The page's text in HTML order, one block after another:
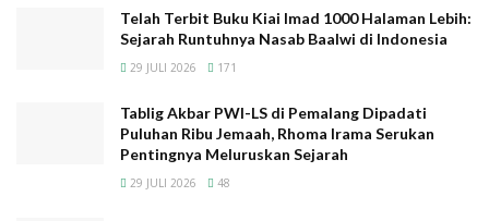
dalam kitab Syamsudzahirah, diantaranya adalah: Abu
Bakar bin Umar bin Yahya yang wafat tahun 1909 di
Surabaya, Ali bin Abu Bakar bin Umar bin Yahya Solo,
Telah Terbit Buku Kiai Imad 1000 Halaman Lebih:
Sejarah Runtuhnya Nasab Baalwi di Indonesia
29 JULI 2026 171
Tablig Akbar PWI-LS di Pemalang Dipadati
Puluhan Ribu Jemaah, Rhoma Irama Serukan
Pentingnya Meluruskan Sejarah
29 JULI 2026 48